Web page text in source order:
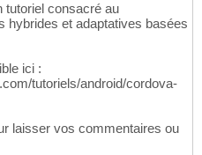
tutoriel consacré au
hybrides et adaptatives basées
ici :
tutoriels/android/cordova-
laisser vos commentaires ou